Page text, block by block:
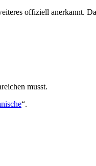
offiziell anerkannt.
musst.
“.